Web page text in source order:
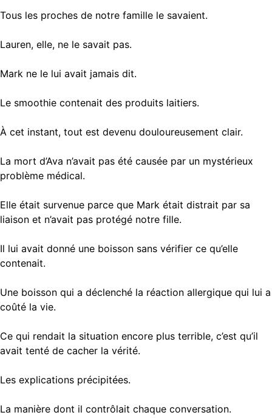
Tous les proches de notre famille le savaient.
Lauren, elle, ne le savait pas.
Mark ne le lui avait jamais dit.
Le smoothie contenait des produits laitiers.
À cet instant, tout est devenu douloureusement clair.
La mort d’Ava n’avait pas été causée par un mystérieux
problème médical.
Elle était survenue parce que Mark était distrait par sa
liaison et n’avait pas protégé notre fille.
Il lui avait donné une boisson sans vérifier ce qu’elle
contenait.
Une boisson qui a déclenché la réaction allergique qui lui a
coûté la vie.
Ce qui rendait la situation encore plus terrible, c’est qu’il
avait tenté de cacher la vérité.
Les explications précipitées.
La manière dont il contrôlait chaque conversation.